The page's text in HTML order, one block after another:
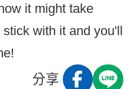
it might take
with it and you'll
分享